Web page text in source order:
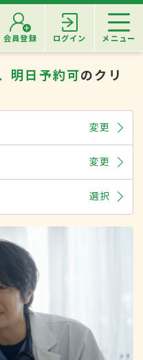
会員登録 ログイン メニュー
明日予約可のクリ
変更
変更
選択